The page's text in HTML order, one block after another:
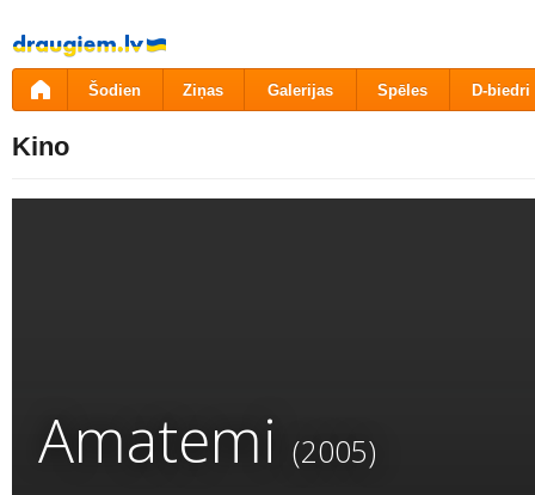
Pāriet
uz
saturu
Šodien Ziņas Galerijas Spēles D-biedri
Kino
Amatemi (2005)